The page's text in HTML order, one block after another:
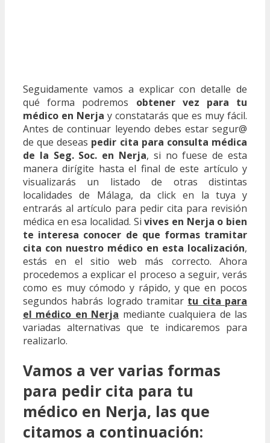
Seguidamente vamos a explicar con detalle de
qué forma podremos obtener vez para tu
médico en Nerja y constatarás que es muy fácil.
Antes de continuar leyendo debes estar segur@
de que deseas pedir cita para consulta médica
de la Seg. Soc. en Nerja, si no fuese de esta
manera dirígite hasta el final de este artículo y
visualizarás un listado de otras distintas
localidades de Málaga, da click en la tuya y
entrarás al artículo para pedir cita para revisión
médica en esa localidad. Sivives en Nerja o bien
te interesa conocer de que formas tramitar
cita con nuestro médico en esta localización,
estás en el sitio web más correcto. Ahora
procedemos a explicar el proceso a seguir, verás
como es muy cómodo y rápido, y que en pocos
segundos habrás logrado tramitar tu cita para
el médico en Nerja mediante cualquiera de las
variadas alternativas que te indicaremos para
realizarlo.
Vamos a ver varias formas
para pedir cita para tu
médico en Nerja, las que
citamos a continuación: